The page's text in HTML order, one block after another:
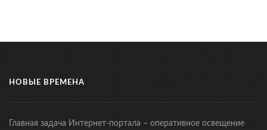
НОВЫЕ ВРЕМЕНА
Главная задача Интернет-портала – оперативное освещение